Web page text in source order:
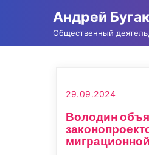
содержимому
Андрей
Общественный
29.09.2024
Володин